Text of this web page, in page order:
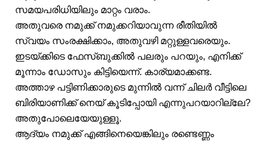
സമയപരിധിയിലും മാറ്റം വരാം.
അതുവരെ നമുക്ക് നമുക്കറിയാവുന്ന രീതിയിൽ
സ്വയം സംരക്ഷിക്കാം, അതുവഴി മറ്റുള്ളവരെയും.
ഇടയ്ക്കിടെ ഫേസ്ബുക്കിൽ പലരും പറയും, എനിക്ക്
മൂന്നാം ഡോസും കിട്ടിയെന്ന്. കാര്യമാക്കണ്ട.
അത്താഴ പട്ടിണിക്കാരുടെ മുന്നിൽ വന്ന് ചിലർ വീട്ടിലെ
ബിരിയാണിക്ക് നെയ് കൂടിപ്പോയി എന്നുപറയാറില്ലേ?
അതുപോലെയേയുള്ളൂ.
ആദ്യം നമുക്ക് എങ്ങിനെയെങ്കിലും രണ്ടെണ്ണം